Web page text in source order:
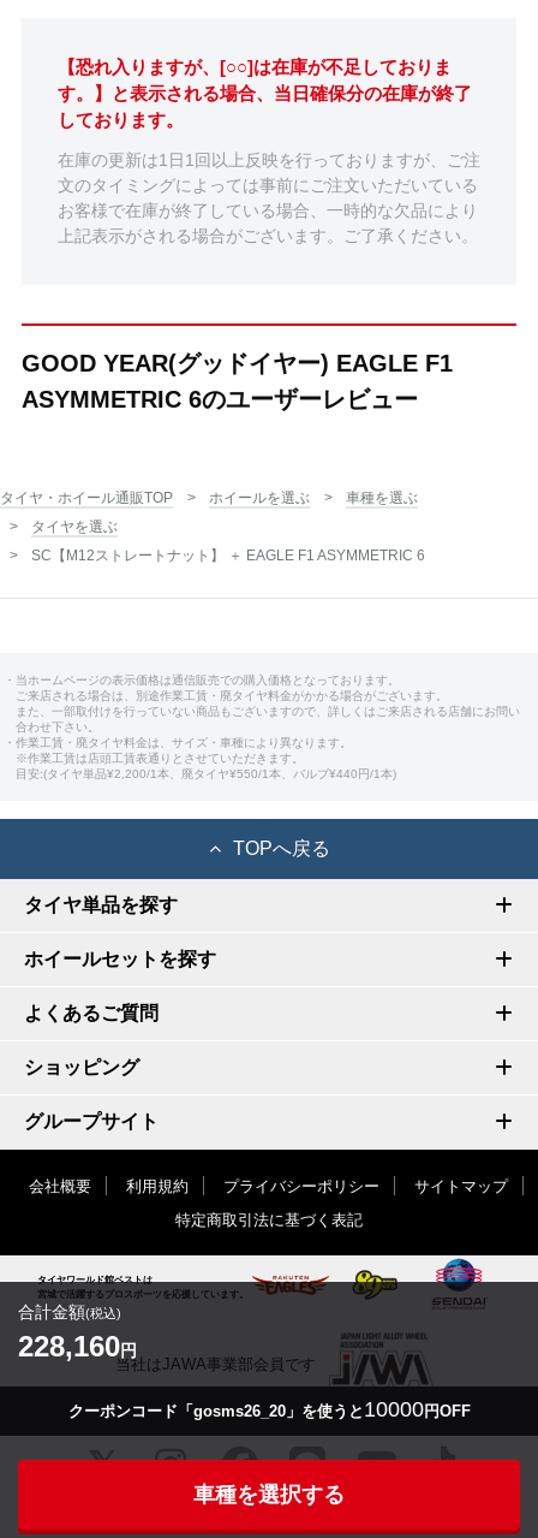
【恐れ入りますが、[○○]は在庫が不足しておりま
す。】と表示される場合、当日確保分の在庫が終了
しております。
在庫の更新は1日1回以上反映を行っておりますが、ご注
文のタイミングによっては事前にご注文いただいている
お客様で在庫が終了している場合、一時的な欠品により
上記表示がされる場合がございます。ご了承ください。
GOOD YEAR(グッドイヤー) EAGLE F1
ASYMMETRIC 6のユーザーレビュー
合計金額(税込)
228,160円
クーポンコード「gosms26_20」を使うと 10000円OFF
車種を選択する
タイヤ・ホイール通販TOP ホイールを選ぶ
車種を選ぶ
タイヤを選ぶ
SC【M12ストレートナット】 ＋ EAGLE F1 ASYMMETRIC 6
・当ホームページの表示価格は通信販売での購入価格となっております。
ご来店される場合は、別途作業工賃・廃タイヤ料金がかかる場合がございます。
また、一部取付けを行っていない商品もございますので、詳しくはご来店される店舗にお問い
合わせ下さい。
・作業工賃・廃タイヤ料金は、サイズ・車種により異なります。
※作業工賃は店頭工賃表通りとさせていただきます。
目安:(タイヤ単品¥2,200/1本、廃タイヤ¥550/1本、バルブ¥440円/1本)
TOPへ戻る
タイヤ単品を探す
ホイールセットを探す
よくあるご質問
ショッピング
グループサイト
会社概要 利用規約 プライバシーポリシー
サイトマップ
特定商取引法に基づく表記
タイヤワールド館ベストは
宮城で活躍するプロスポーツを応援しています。
当社はJAWA事業部会員です